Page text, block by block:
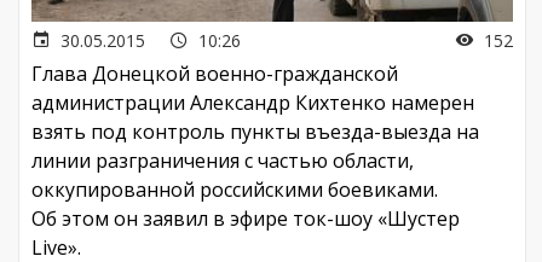
30.05.2015 10:26 152
Глава Донецкой военно-гражданской
администрации Александр Кихтенко намерен
взять под контроль пункты въезда-выезда на
линии разграничения с частью области,
оккупированной российскими боевиками.
Об этом он заявил в эфире ток-шоу «Шустер
Live».